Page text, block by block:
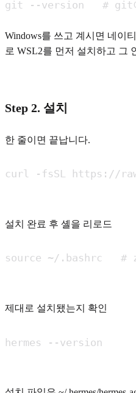
git --version   # git이
Windows를 쓰고 계시면 네이
로 WSL2를 먼저 설치하고 그
Step 2. 설치
한 줄이면 끝납니다.
curl -fsSL https://
설치 완료 후 셸을 리로드
source ~/.bashrc   #
제대로 설치됐는지 확인
hermes --version